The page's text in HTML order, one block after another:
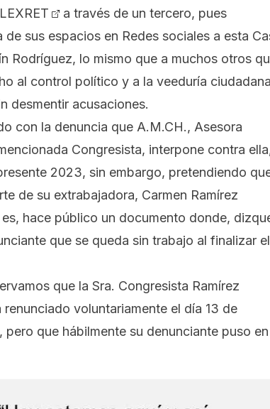
a través de un tercero, pues
sus espacios en Redes sociales a esta
Rodríguez, lo mismo que a muchos otros
al control político y a la veeduría
desmentir acusaciones.
con la denuncia que A.M.CH., Asesora
Congresista, interpone contra
2023, sin embargo, pretendiendo
de su extrabajadora, Carmen Ramírez
hace público un documento donde,
que se queda sin trabajo al finalizar el
que la Sra. Congresista Ramírez
voluntariamente el día 13 de
que hábilmente su denunciante puso